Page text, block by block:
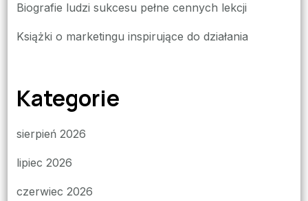
Biografie ludzi sukcesu pełne cennych lekcji
Książki o marketingu inspirujące do działania
Kategorie
sierpień 2026
lipiec 2026
czerwiec 2026